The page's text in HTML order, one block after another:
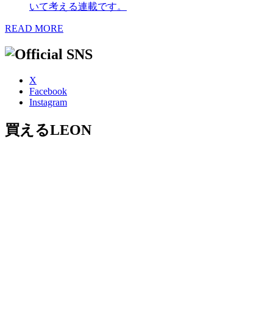
いて考える連載です。
READ MORE
X
Facebook
Instagram
買えるLEON